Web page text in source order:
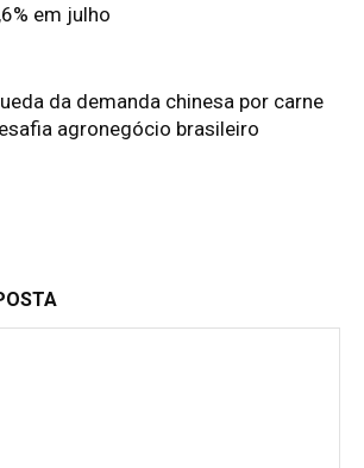
em julho
da demanda chinesa por carne
agronegócio brasileiro